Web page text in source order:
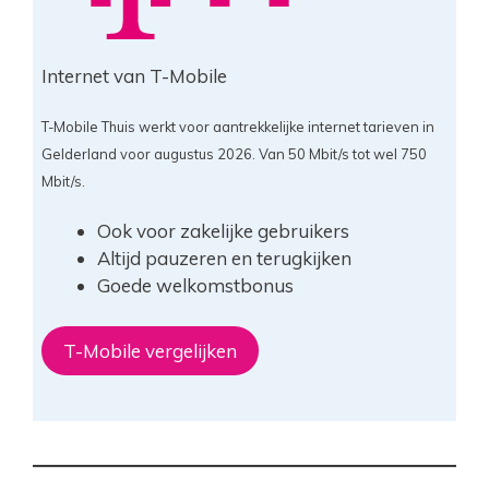
Internet van T-Mobile
T-Mobile Thuis werkt voor aantrekkelijke internet tarieven in
Gelderland voor augustus 2026. Van 50 Mbit/s tot wel 750
Mbit/s.
Ook voor zakelijke gebruikers
Altijd pauzeren en terugkijken
Goede welkomstbonus
T-Mobile vergelijken